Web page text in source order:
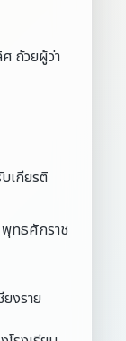
ศ ถ้วยผู้ว่า
เกียรติ
พุทธศักราช
งราย